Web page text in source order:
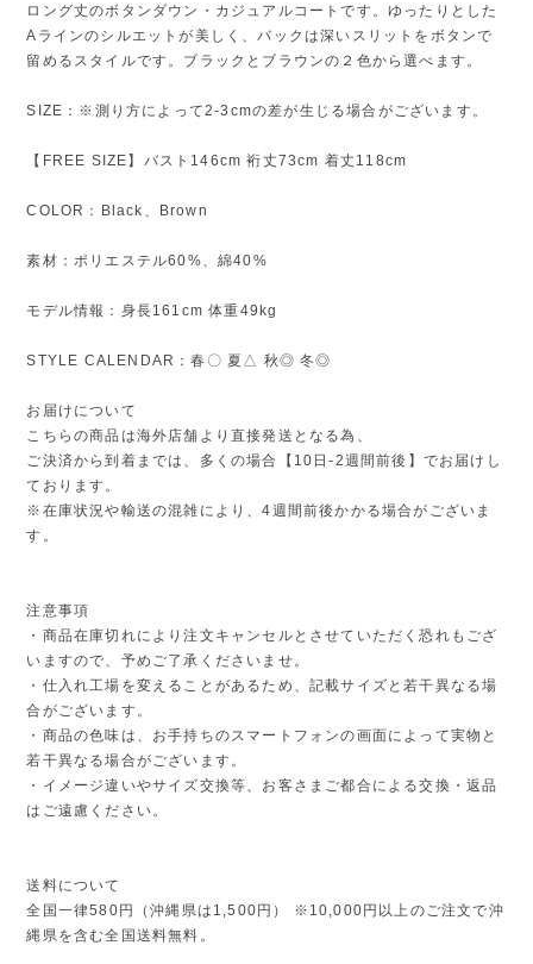
ロング丈のボタンダウン・カジュアルコートです。ゆったりとした
Aラインのシルエットが美しく、バックは深いスリットをボタンで
留めるスタイルです。ブラックとブラウンの２色から選べます。
SIZE：※測り方によって2-3cmの差が生じる場合がございます。
【FREE SIZE】バスト146cm 裄丈73cm 着丈118cm
COLOR：Black、Brown
素材：ポリエステル60%、綿40%
モデル情報：身長161cm 体重49kg
STYLE CALENDAR：春〇 夏△ 秋◎ 冬◎
お届けについて
こちらの商品は海外店舗より直接発送となる為、
ご決済から到着までは、多くの場合【10日-2週間前後】でお届けし
ております。
※在庫状況や輸送の混雑により、4週間前後かかる場合がございま
す。
注意事項
・商品在庫切れにより注文キャンセルとさせていただく恐れもござ
いますので、予めご了承くださいませ。
・仕入れ工場を変えることがあるため、記載サイズと若干異なる場
合がございます。
・商品の色味は、お手持ちのスマートフォンの画面によって実物と
若干異なる場合がございます。
・イメージ違いやサイズ交換等、お客さまご都合による交換・返品
はご遠慮ください。
送料について
全国一律580円（沖縄県は1,500円） ※10,000円以上のご注文で沖
縄県を含む全国送料無料。